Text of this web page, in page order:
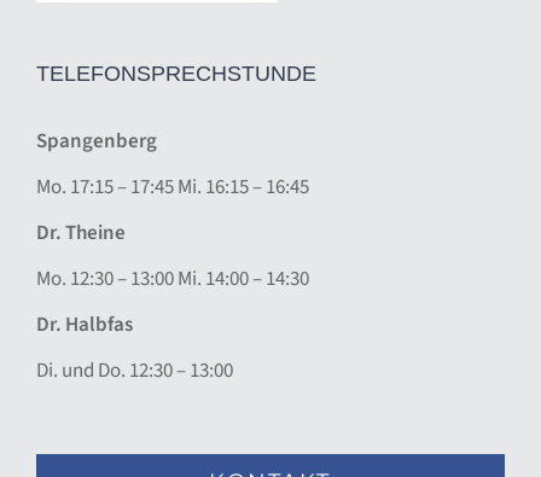
TELEFONSPRECHSTUNDE
Spangenberg
Mo. 17:15 – 17:45 Mi. 16:15 – 16:45
Dr. Theine
Mo. 12:30 – 13:00 Mi. 14:00 – 14:30
Dr. Halbfas
Di. und Do. 12:30 – 13:00